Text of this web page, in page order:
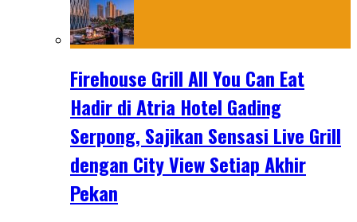
Firehouse Grill All You Can Eat
Hadir di Atria Hotel Gading
Serpong, Sajikan Sensasi Live Grill
dengan City View Setiap Akhir
Pekan